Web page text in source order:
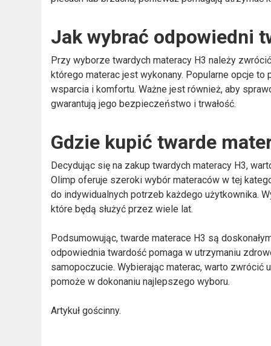
Jak wybrać odpowiedni
Przy wyborze twardych materacy H3 należy
którego materac jest wykonany. Popularne opcje
wsparcia i komfortu. Ważne jest również, aby
gwarantują jego bezpieczeństwo i trwałość.
Gdzie kupić twarde
Decydując się na zakup twardych materacy H3,
Olimp oferuje szeroki wybór materaców w tej
do indywidualnych potrzeb każdego użytkownika.
które będą służyć przez wiele lat.
Podsumowując, twarde materace H3 są
odpowiednia twardość pomaga w utrzymaniu
samopoczucie. Wybierając materac, warto zwrócić
pomoże w dokonaniu najlepszego wyboru.
Artykuł gościnny.